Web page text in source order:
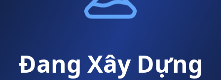
Đang Xây Dựng